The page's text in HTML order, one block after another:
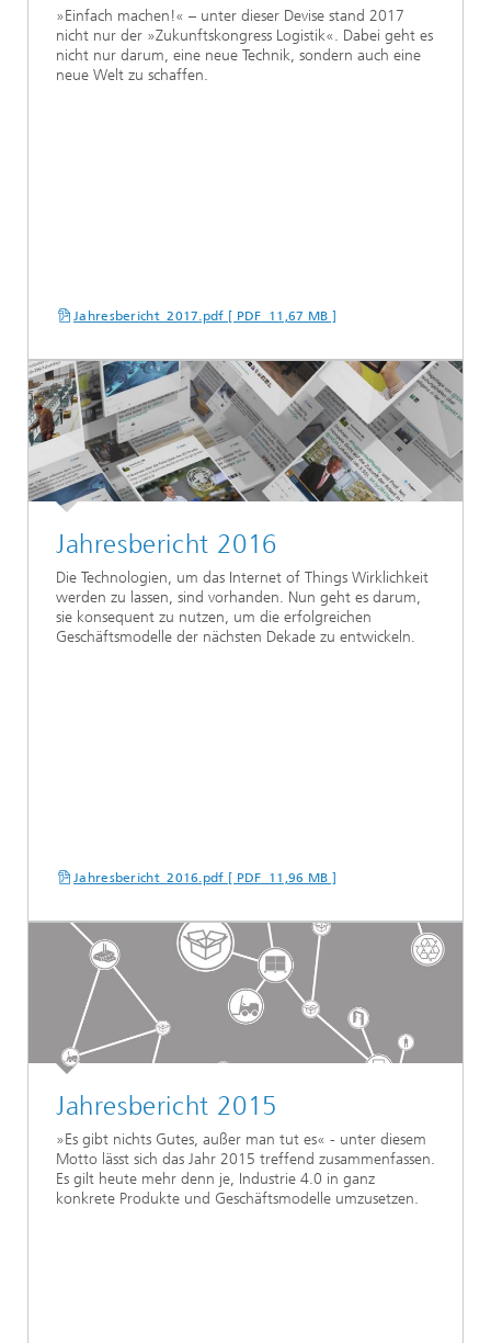
»Einfach machen!« – unter dieser Devise stand 2017
nicht nur der »Zukunftskongress Logistik«. Dabei geht es
nicht nur darum, eine neue Technik, sondern auch eine
neue Welt zu schaffen.
Jahresbericht_2017.pdf [ PDF 11,67 MB ]
Jahresbericht 2016
Die Technologien, um das Internet of Things Wirklichkeit
werden zu lassen, sind vorhanden. Nun geht es darum,
sie konsequent zu nutzen, um die erfolgreichen
Geschäftsmodelle der nächsten Dekade zu entwickeln.
Jahresbericht_2016.pdf [ PDF 11,96 MB ]
Jahresbericht 2015
»Es gibt nichts Gutes, außer man tut es« - unter diesem
Motto lässt sich das Jahr 2015 treffend zusammenfassen.
Es gilt heute mehr denn je, Industrie 4.0 in ganz
konkrete Produkte und Geschäftsmodelle umzusetzen.